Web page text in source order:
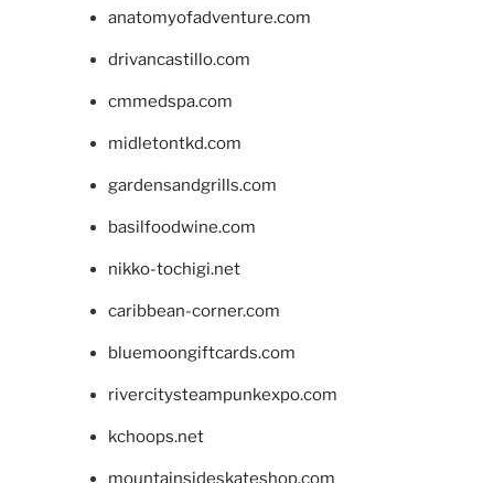
anatomyofadventure.com
drivancastillo.com
cmmedspa.com
midletontkd.com
gardensandgrills.com
basilfoodwine.com
nikko-tochigi.net
caribbean-corner.com
bluemoongiftcards.com
rivercitysteampunkexpo.com
kchoops.net
mountainsideskateshop.com